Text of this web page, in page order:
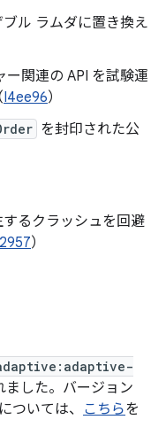
ル ラムダに置き換え
関連の API を試験運
I4ee96）
を封印された公
るクラッシュを回避
）
ました。バージョン
ついては、 こちらを